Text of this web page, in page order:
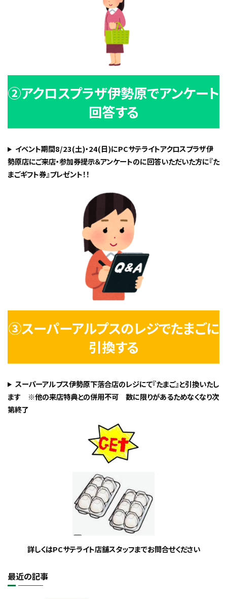
②アクロスプラザ伊勢原でアンケート
回答する
イベント期間8/23(土)・24(日)にPCサテライトアクロスプラザ伊
勢原店にご来店・参加券提示＆アンケートのに回答いただいた方に『た
まごギフト券』プレゼント！！
③スーパーアルプスのレジでたまごに
引換する
スーパーアルプス伊勢原下落合店のレジにて『たまご』と引換いたし
ます ※他の来店特典との併用不可 数に限りがあるためなくなり次
第終了
詳しくはPCサテライト店舗スタッフまでお問合せください
最近の記事